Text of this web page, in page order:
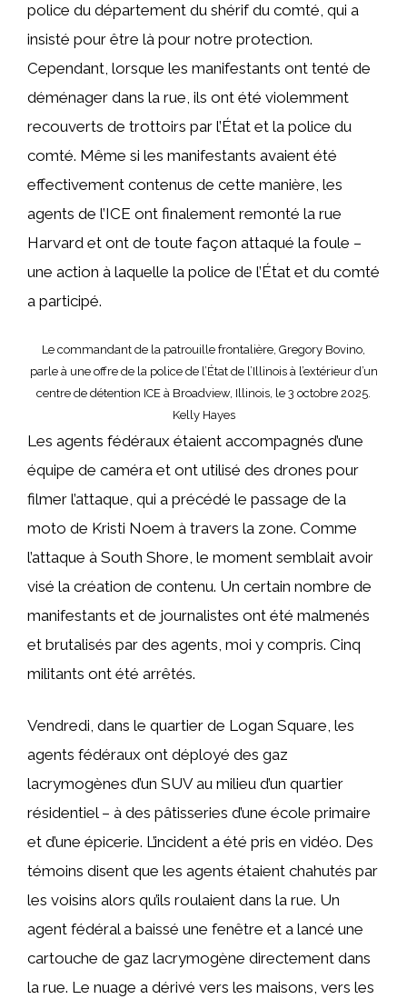
police du département du shérif du comté, qui a
insisté pour être là pour notre protection.
Cependant, lorsque les manifestants ont tenté de
déménager dans la rue, ils ont été violemment
recouverts de trottoirs par l’État et la police du
comté. Même si les manifestants avaient été
effectivement contenus de cette manière, les
agents de l’ICE ont finalement remonté la rue
Harvard et ont de toute façon attaqué la foule –
une action à laquelle la police de l’État et du comté
a participé.
Le commandant de la patrouille frontalière, Gregory Bovino,
parle à une offre de la police de l’État de l’Illinois à l’extérieur d’un
centre de détention ICE à Broadview, Illinois, le 3 octobre 2025.
Kelly Hayes
Les agents fédéraux étaient accompagnés d’une
équipe de caméra et ont utilisé des drones pour
filmer l’attaque, qui a précédé le passage de la
moto de Kristi Noem à travers la zone. Comme
l’attaque à South Shore, le moment semblait avoir
visé la création de contenu. Un certain nombre de
manifestants et de journalistes ont été malmenés
et brutalisés par des agents, moi y compris. Cinq
militants ont été arrêtés.
Vendredi, dans le quartier de Logan Square, les
agents fédéraux ont déployé des gaz
lacrymogènes d’un SUV au milieu d’un quartier
résidentiel – à des pâtisseries d’une école primaire
et d’une épicerie. L’incident a été pris en vidéo. Des
témoins disent que les agents étaient chahutés par
les voisins alors qu’ils roulaient dans la rue. Un
agent fédéral a baissé une fenêtre et a lancé une
cartouche de gaz lacrymogène directement dans
la rue. Le nuage a dérivé vers les maisons, vers les